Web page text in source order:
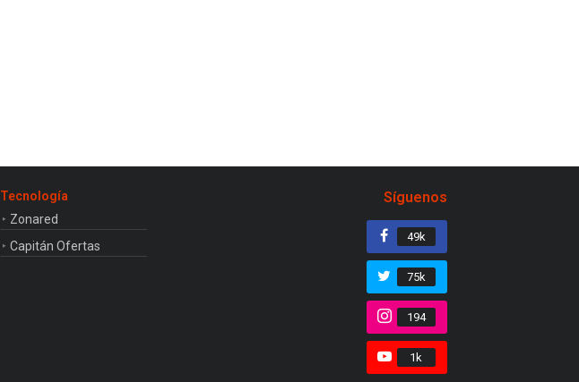
Tecnología
Zonared
Capitán Ofertas
Síguenos
49k
75k
194
1k